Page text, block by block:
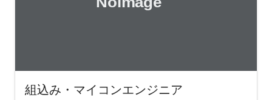
組込み・マイコンエンジニア